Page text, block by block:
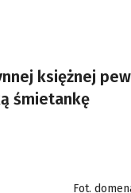
księżnej
śmietankę
Fot.